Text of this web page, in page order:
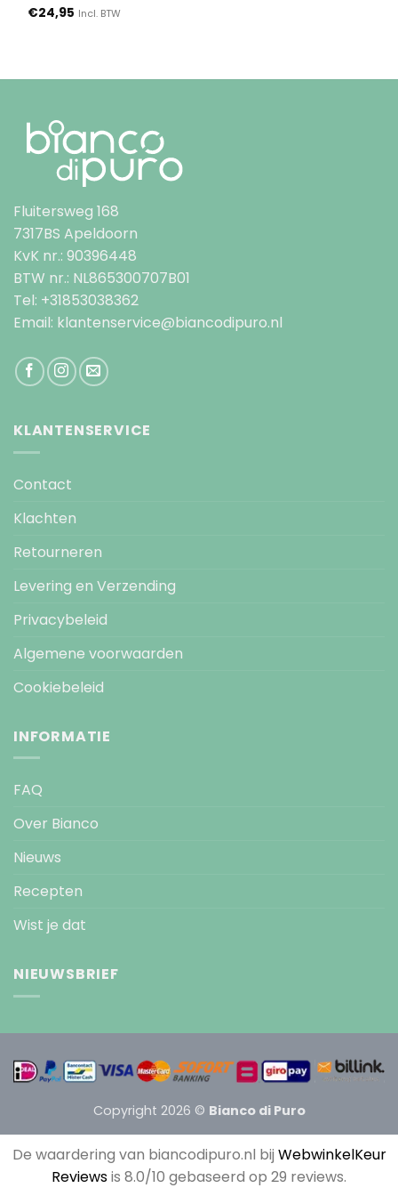
Gewaardeerd
€24,95 Incl. BTW
Fluitersweg 168
7317BS Apeldoorn
KvK nr.: 90396448
BTW nr.: NL865300707B01
Tel: +31853038362
Email: klantenservice@biancodipuro.nl
KLANTENSERVICE
Contact
Klachten
Retourneren
Levering en Verzending
Privacybeleid
Algemene voorwaarden
Cookiebeleid
INFORMATIE
FAQ
Over Bianco
Nieuws
Recepten
Wist je dat
NIEUWSBRIEF
Copyright 2026 © Bianco di Puro
De waardering van biancodipuro.nl bij WebwinkelKeur
Reviewsis 8.0/10 gebaseerd op 29 reviews.